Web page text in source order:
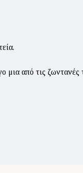
από τις ζωντανές